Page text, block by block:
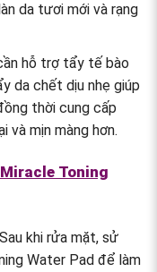
da tươi mới và rạng
hỗ trợ tẩy tế bào
da chết dịu nhẹ giúp
thời cung cấp
và mịn màng hơn.
Toning
khi rửa mặt, sử
Water Pad để làm